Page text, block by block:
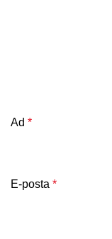
Ad *
E-posta *